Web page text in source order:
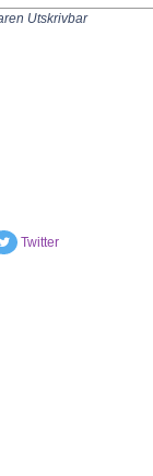
Utskrivbar
Twitter